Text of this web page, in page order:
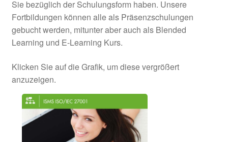
Sie bezüglich der Schulungsform haben. Unsere
Fortbildungen können alle als Präsenzschulungen
gebucht werden, mitunter aber auch als Blended
Learning und E-Learning Kurs.
Klicken Sie auf die Grafik, um diese vergrößert
anzuzeigen.